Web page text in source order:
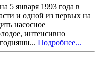
января 1993 года в
и одной из первых на
насосное
интенсивно
Подробнее...